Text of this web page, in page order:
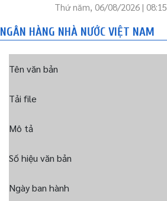
Thứ năm, 06/08/2026 | 08:15
NGÂN HÀNG NHÀ NƯỚC VIỆT NAM
Tên văn bản
Tải file
Mô tả
Số hiệu văn bản
Ngày ban hành